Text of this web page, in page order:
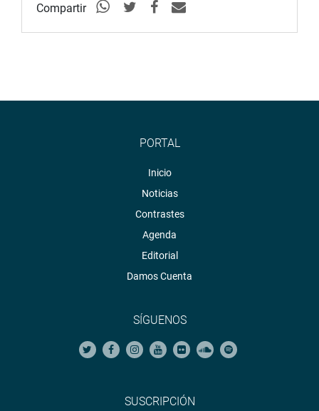
Compartir
PORTAL
Inicio
Noticias
Contrastes
Agenda
Editorial
Damos Cuenta
SÍGUENOS
SUSCRIPCIÓN